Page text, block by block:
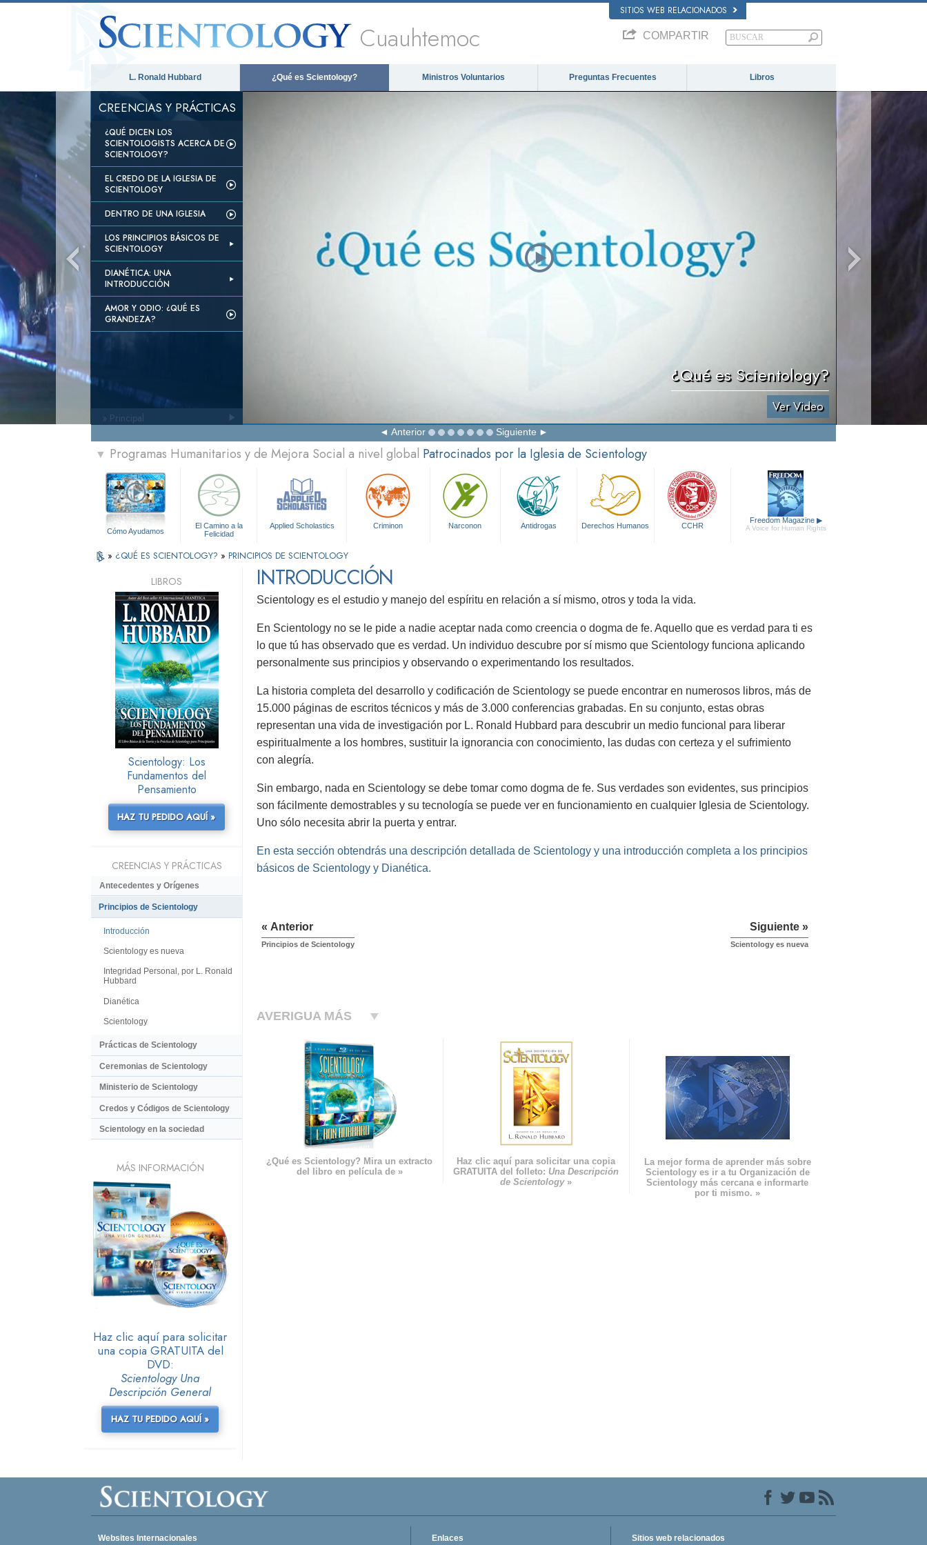
SITIOS WEB RELACIONADOS
Cuauhtemoc COMPARTIR
L. Ronald Hubbard ¿Qué es Scientology? Ministros Voluntarios Preguntas Frecuentes Libros
CREENCIAS Y PRÁCTICAS
¿QUÉ DICEN LOS
SCIENTOLOGISTS ACERCA DE
SCIENTOLOGY?
EL CREDO DE LA IGLESIA DE
SCIENTOLOGY
DENTRO DE UNA IGLESIA
LOS PRINCIPIOS BÁSICOS DE
SCIENTOLOGY
DIANÉTICA: UNA
INTRODUCCIÓN
AMOR Y ODIO: ¿QUÉ ES
GRANDEZA?
¿Qué es Scientology?
Ver Video
Anterior Siguiente
» Principal
▼ Programas Humanitarios y de Mejora Social a nivel global Patrocinados por la Iglesia de Scientology
Cómo Ayudamos
El Camino a la
Felicidad
Applied Scholastics Criminon Narconon Antidrogas Derechos Humanos CCHR
Freedom Magazine ▶
A Voice for Human Rights
» ¿QUÉ ES SCIENTOLOGY? » PRINCIPIOS DE SCIENTOLOGY
INTRODUCCIÓN
Scientology es el estudio y manejo del espíritu en relación a sí mismo, otros y toda la vida.
En Scientology no se le pide a nadie aceptar nada como creencia o dogma de fe. Aquello que es verdad para ti es
lo que tú has observado que es verdad. Un individuo descubre por sí mismo que Scientology funciona aplicando
personalmente sus principios y observando o experimentando los resultados.
La historia completa del desarrollo y codificación de Scientology se puede encontrar en numerosos libros, más de
15.000 páginas de escritos técnicos y más de 3.000 conferencias grabadas. En su conjunto, estas obras
representan una vida de investigación por L. Ronald Hubbard para descubrir un medio funcional para liberar
espiritualmente a los hombres, sustituir la ignorancia con conocimiento, las dudas con certeza y el sufrimiento
con alegría.
Sin embargo, nada en Scientology se debe tomar como dogma de fe. Sus verdades son evidentes, sus principios
son fácilmente demostrables y su tecnología se puede ver en funcionamiento en cualquier Iglesia de Scientology.
Uno sólo necesita abrir la puerta y entrar.
En esta sección obtendrás una descripción detallada de Scientology y una introducción completa a los principios
básicos de Scientology y Dianética.
« Anterior
Principios de Scientology
Siguiente »
Scientology es nueva
AVERIGUA MÁS
¿Qué es Scientology? Mira un extracto
del libro en película de »
Haz clic aquí para solicitar una copia
GRATUITA del folleto: Una Descripción
de Scientology»
La mejor forma de aprender más sobre
Scientology es ir a tu Organización de
Scientology más cercana e informarte
por ti mismo. »
LIBROS
Scientology: Los
Fundamentos del
Pensamiento
HAZ TU PEDIDO AQUÍ »
CREENCIAS Y PRÁCTICAS
Antecedentes y Orígenes
Principios de Scientology
Introducción
Scientology es nueva
Integridad Personal, por L. Ronald
Hubbard
Dianética
Scientology
Prácticas de Scientology
Ceremonias de Scientology
Ministerio de Scientology
Credos y Códigos de Scientology
Scientology en la sociedad
MÁS INFORMACIÓN
Haz clic aquí para solicitar
una copia GRATUITA del
DVD:
Scientology Una
Descripción General
HAZ TU PEDIDO AQUÍ »
Websites Internacionales Enlaces Sitios web relacionados